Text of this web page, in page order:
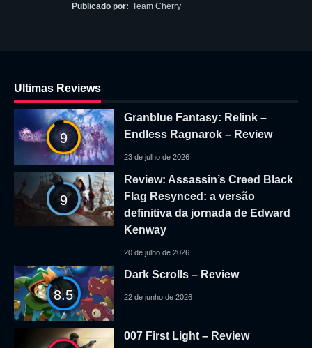
Publicado por: Team Cherry
Ultimas Reviews
9
Granblue Fantasy: Relink –
Endless Ragnarok – Review
23 de julho de 2026
9
Review: Assassin’s Creed Black
Flag Resynced: a versão
definitiva da jornada de Edward
Kenway
20 de julho de 2026
8.5
Dark Scrolls – Review
22 de junho de 2026
007 First Light – Review